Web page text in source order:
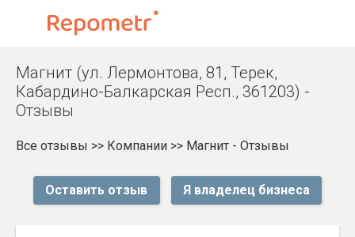
Магнит (ул. Лермонтова, 81, Терек,
Кабардино-Балкарская Респ., 361203) -
Отзывы
Все отзывы >> Компании >> Магнит - Отзывы
Оставить отзыв Я владелец бизнеса